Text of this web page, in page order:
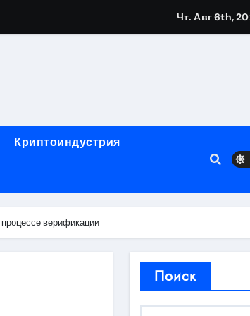
сумму
ориентиры цен
и возможные последствия
Чт. Авг 6th,
Криптоиндустрия
процессе верификации
Поиск